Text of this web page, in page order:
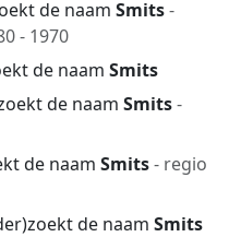
de naam Smits-
- 1970
de naam Smits
de naam Smits-
de naam Smits- regio
de naam Smits